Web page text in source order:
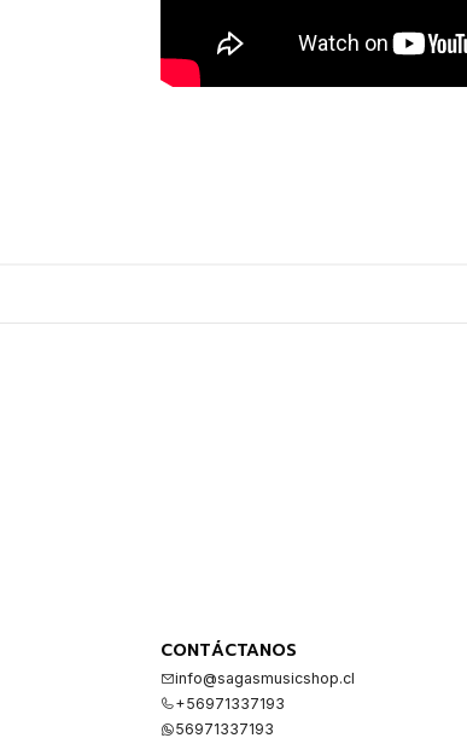
CONTÁCTANOS
info@sagasmusicshop.cl
+56971337193
56971337193